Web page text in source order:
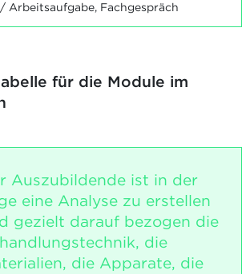
Arbeitsaufgabe, Fachgespräch
für die Module im
Auszubildende ist in der
eine Analyse zu erstellen
gezielt darauf bezogen die
die
die Apparate, die